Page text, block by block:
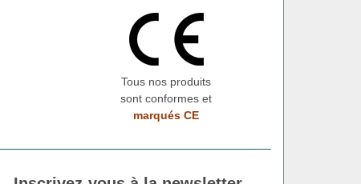
Tous nos produits
sont conformes et
marqués CE